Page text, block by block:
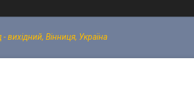
Вінниця, Україна